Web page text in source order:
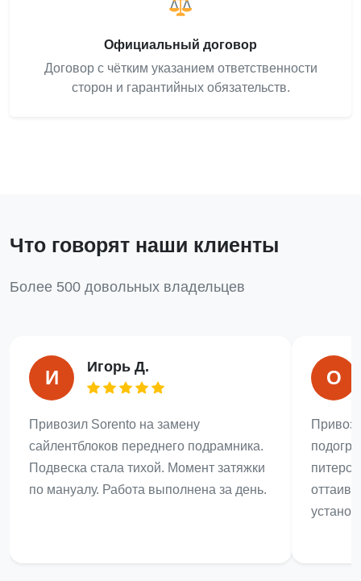
Официальный договор
Договор с чётким указанием ответственности
сторон и гарантийных обязательств.
Что говорят наши клиенты
Более 500 довольных владельцев
И
Игорь Д.
Привозил Sorento на замену
сайлентблоков переднего подрамника.
Подвеска стала тихой. Момент затяжки
по мануалу. Работа выполнена за день.
О